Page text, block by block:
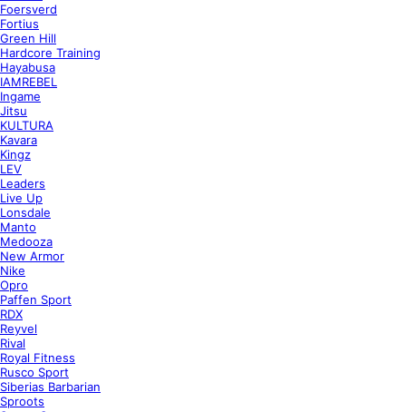
Foersverd
Fortius
Green Hill
Hardcore Training
Hayabusa
IAMREBEL
Ingame
Jitsu
KULTURA
Kavara
Kingz
LEV
Leaders
Live Up
Lonsdale
Manto
Medooza
New Armor
Nike
Opro
Paffen Sport
RDX
Reyvel
Rival
Royal Fitness
Rusco Sport
Siberias Barbarian
Sproots